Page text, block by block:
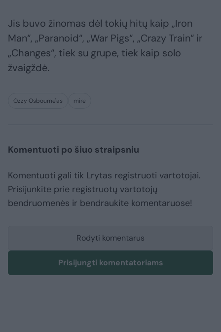
Jis buvo žinomas dėl tokių hitų kaip „Iron
Man“, „Paranoid“, „War Pigs“, „Crazy Train“ ir
„Changes“, tiek su grupe, tiek kaip solo
žvaigždė.
Ozzy Osbourne'as mirė
Komentuoti po šiuo straipsniu
Komentuoti gali tik Lrytas registruoti vartotojai.
Prisijunkite prie registruotų vartotojų
bendruomenės ir bendraukite komentaruose!
Rodyti komentarus
Prisijungti komentatoriams